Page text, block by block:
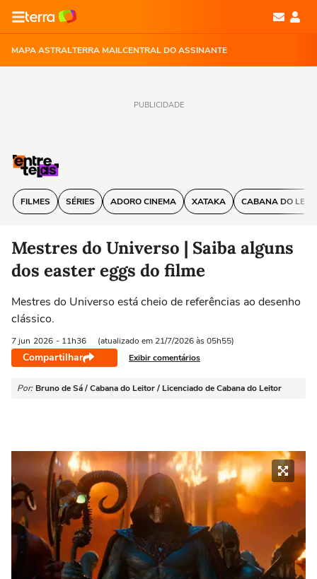
MAPA ASTRALTERRA MAILCENTRAL DO ASSINANTE
PUBLICIDADE
FILMES SÉRIES ADORO CINEMA XATAKA CABANA DO
Mestres do Universo | Saiba alguns
dos easter eggs do filme
Mestres do Universo está cheio de referências ao desenho
clássico.
7 jun 2026 - 11h36 (atualizado em 21/7/2026 às 05h55)
Compartilhar Exibir comentários
Por: Bruno de Sá / Cabana do Leitor / Licenciado de Cabana do Leitor